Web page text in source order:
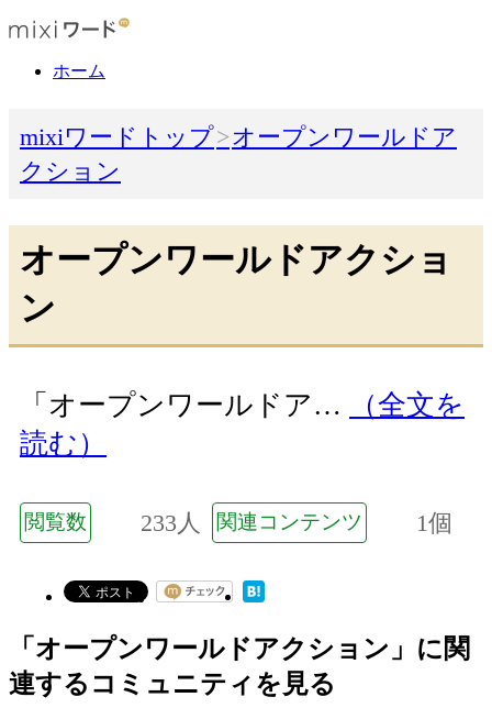
ホーム
mixiワードトップ
オープンワールドア
クション
オープンワールドアクショ
ン
「オープンワールドア…
（全文を
読む）
閲覧数 233人 関連コンテンツ 1個
「オープンワールドアクション」に関
連するコミュニティを見る